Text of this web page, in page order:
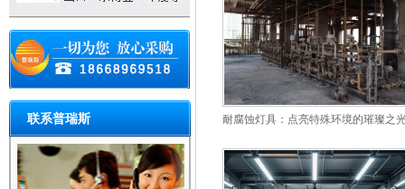
联系普瑞斯 耐腐蚀灯具：点亮特殊环境的璀璨之